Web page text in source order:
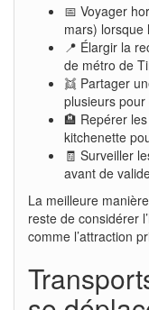
📅 Voyager
mars) lorsque
📍 Élargir la
de métro de
👯 Partager
plusieurs
🏨 Repérer
kitchenette
🧾 Surveiller
avant de
La meilleure
reste de considérer
comme l’attraction